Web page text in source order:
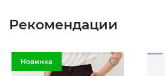
Рекомендации
Новинка